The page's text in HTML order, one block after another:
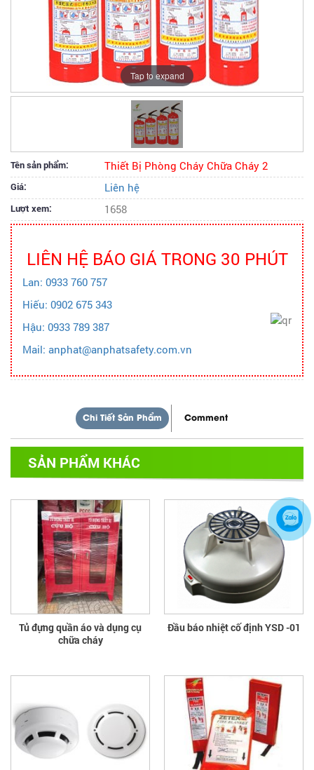
Tap to expand
Tên sản phẩm: Thiết Bị Phòng Cháy Chữa Cháy 2
Giá: Liên hệ
Lượt xem: 1658
LIÊN HỆ BÁO GIÁ TRONG 30 PHÚT
Lan: 0933 760 757
Hiếu: 0902 675 343
Hậu: 0933 789 387
Mail: anphat@anphatsafety.com.vn
Chi Tiết Sản Phẩm Comment
SẢN PHẨM KHÁC
Tủ đựng quần áo và dụng cụ
chữa cháy
Đầu báo nhiệt cố định YSD -01